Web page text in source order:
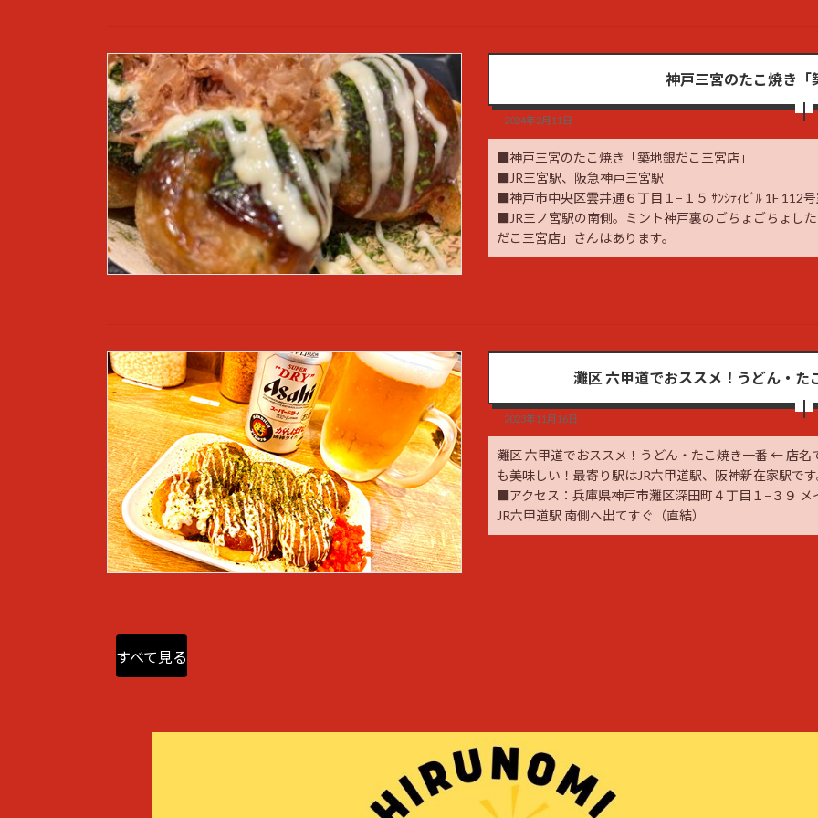
神戸三宮のたこ焼き「
2024年2月11日
■神戸三宮のたこ焼き「築地銀だこ三宮店」
■JR三宮駅、阪急神戸三宮駅
■神戸市中央区雲井通６丁目１−１５ ｻﾝｼﾃｨﾋﾞﾙ 1F 112
■JR三ノ宮駅の南側。ミント神戸裏のごちょごちょし
だこ三宮店」さんはあります。
灘区 六甲道でおススメ！うどん・
2023年11月16日
灘区 六甲道でおススメ！うどん・たこ焼き一番 ← 店名
も美味しい！最寄り駅はJR六甲道駅、阪神新在家駅で
■アクセス：兵庫県神戸市灘区深田町４丁目１−３９ メ
JR六甲道駅 南側へ出てすぐ（直結）
すべて見る